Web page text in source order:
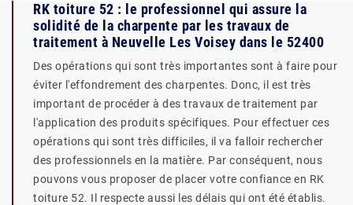
RK toiture 52 : le professionnel qui assure la
solidité de la charpente par les travaux de
traitement à Neuvelle Les Voisey dans le 52400
Des opérations qui sont très importantes sont à faire pour
éviter l'effondrement des charpentes. Donc, il est très
important de procéder à des travaux de traitement par
l'application des produits spécifiques. Pour effectuer ces
opérations qui sont très difficiles, il va falloir rechercher
des professionnels en la matière. Par conséquent, nous
pouvons vous proposer de placer votre confiance en RK
toiture 52. Il respecte aussi les délais qui ont été établis.